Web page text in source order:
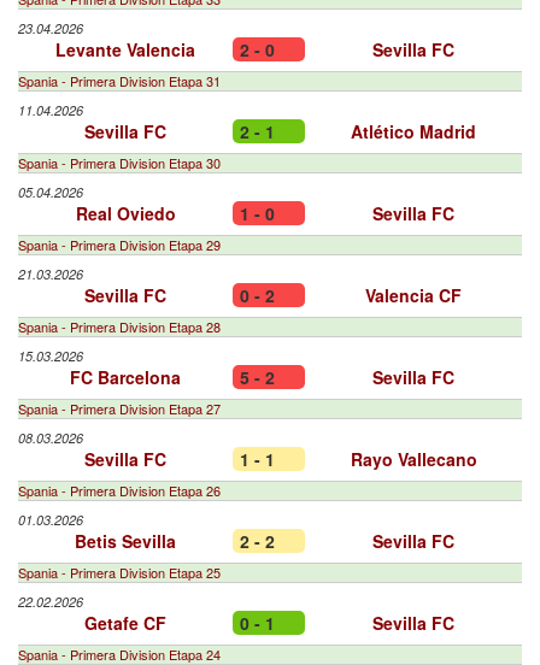
23.04.2026
Levante Valencia 2 - 0 Sevilla FC
Spania - Primera Division Etapa 31
11.04.2026
Sevilla FC 2 - 1 Atlético Madrid
Spania - Primera Division Etapa 30
05.04.2026
Real Oviedo 1 - 0 Sevilla FC
Spania - Primera Division Etapa 29
21.03.2026
Sevilla FC 0 - 2 Valencia CF
Spania - Primera Division Etapa 28
15.03.2026
FC Barcelona 5 - 2 Sevilla FC
Spania - Primera Division Etapa 27
08.03.2026
Sevilla FC 1 - 1 Rayo Vallecano
Spania - Primera Division Etapa 26
01.03.2026
Betis Sevilla 2 - 2 Sevilla FC
Spania - Primera Division Etapa 25
22.02.2026
Getafe CF 0 - 1 Sevilla FC
Spania - Primera Division Etapa 24